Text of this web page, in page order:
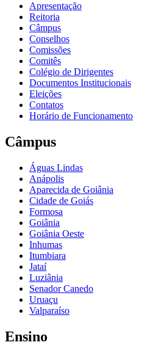
Apresentação
Reitoria
Câmpus
Conselhos
Comissões
Comitês
Colégio de Dirigentes
Documentos Institucionais
Eleições
Contatos
Horário de Funcionamento
Câmpus
Águas Lindas
Anápolis
Aparecida de Goiânia
Cidade de Goiás
Formosa
Goiânia
Goiânia Oeste
Inhumas
Itumbiara
Jataí
Luziânia
Senador Canedo
Uruaçu
Valparaíso
Ensino